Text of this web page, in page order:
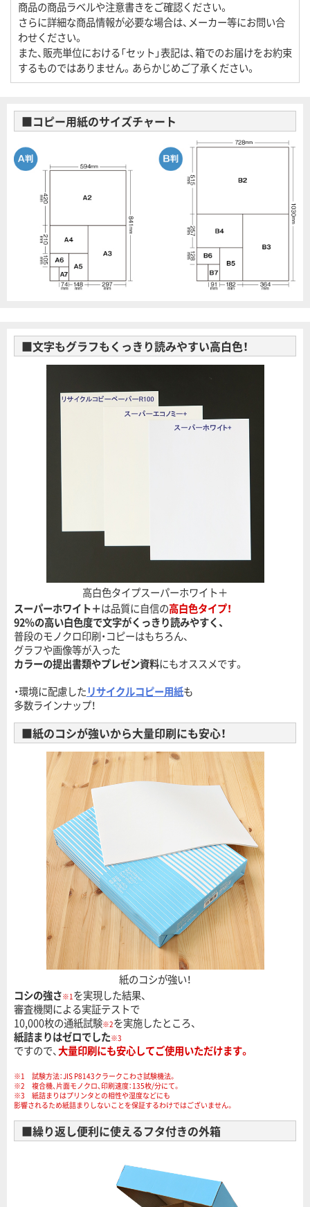
商品の商品ラベルや注意書きをご確認ください。
さらに詳細な商品情報が必要な場合は、メーカー等にお問い合
わせください。
また、販売単位における「セット」表記は、箱でのお届けをお約束
するものではありません。あらかじめご了承ください。
■コピー用紙のサイズチャート
■文字もグラフもくっきり読みやすい高白色！
高白色タイプスーパーホワイト＋
スーパーホワイト＋は品質に自信の高白色タイプ！
92%の高い白色度で文字がくっきり読みやすく、
普段のモノクロ印刷・コピーはもちろん、
グラフや画像等が入った
カラーの提出書類やプレゼン資料にもオススメです。
・環境に配慮したリサイクルコピー用紙も
多数ラインナップ！
■紙のコシが強いから大量印刷にも安心！
紙のコシが強い！
コシの強さ※1を実現した結果、
審査機関による実証テストで
10,000枚の通紙試験※2を実施したところ、
紙詰まりはゼロでした※3
ですので、大量印刷にも安心してご使用いただけます。
※1 試験方法：JIS P8143クラークこわさ試験機法。
※2 複合機、片面モノクロ、印刷速度：135枚/分にて。
※3 紙詰まりはプリンタとの相性や湿度などにも
影響されるため紙詰まりしないことを保証するわけではございません。
■繰り返し便利に使えるフタ付きの外箱